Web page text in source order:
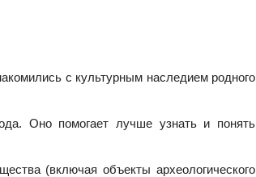
с культурным наследием родного
Оно помогает лучше узнать и понять
(включая объекты археологического